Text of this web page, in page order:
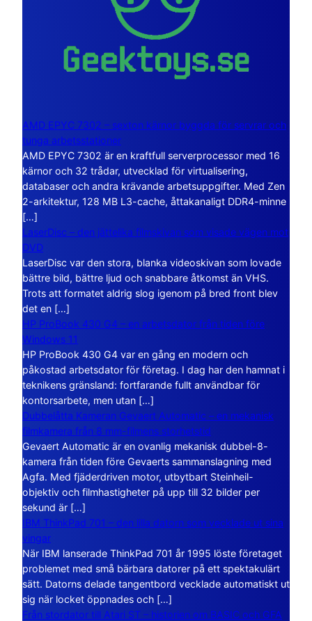
AMD EPYC 7302 – sexton kärnor byggda för servrar och
tunga arbetsstationer
AMD EPYC 7302 är en kraftfull serverprocessor med 16
kärnor och 32 trådar, utvecklad för virtualisering,
databaser och andra krävande arbetsuppgifter. Med Zen
2-arkitektur, 128 MB L3-cache, åttakanaligt DDR4-minne
[…]
LaserDisc – den jättelika filmskivan som visade vägen mot
DVD
LaserDisc var den stora, blanka videoskivan som lovade
bättre bild, bättre ljud och snabbare åtkomst än VHS.
Trots att formatet aldrig slog igenom på bred front blev
det en […]
HP ProBook 430 G4 – en arbetsdator från tiden före
Windows 11
HP ProBook 430 G4 var en gång en modern och
påkostad arbetsdator för företag. I dag har den hamnat i
teknikens gränsland: fortfarande fullt användbar för
kontorsarbete, men utan […]
Dubbelåtta Kameran Gevaert Automatic – en mekanisk
filmkamera från 8 mm-filmens storhetstid
Gevaert Automatic är en ovanlig mekanisk dubbel-8-
kamera från tiden före Gevaerts sammanslagning med
Agfa. Med fjäderdriven motor, utbytbart Steinheil-
objektiv och filmhastigheter på upp till 32 bilder per
sekund är […]
IBM ThinkPad 701 – den lilla datorn som vecklade ut sina
vingar
När IBM lanserade ThinkPad 701 år 1995 löste företaget
problemet med små bärbara datorer på ett spektakulärt
sätt. Datorns delade tangentbord vecklade automatiskt ut
sig när locket öppnades och […]
Från stordator till Atari ST – historien om BASIC och GFA